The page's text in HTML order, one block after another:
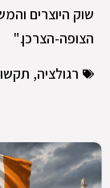
שוק היוצרים
הצופה-הצרכן."
רגולציה,